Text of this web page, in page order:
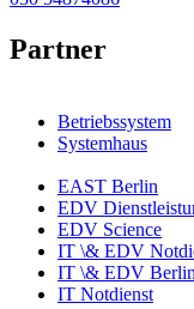
Partner
Betriebssystem
Systemhaus
EAST Berlin
EDV
EDV Science
IT \& EDV
IT \& EDV Berlin
IT Notdienst